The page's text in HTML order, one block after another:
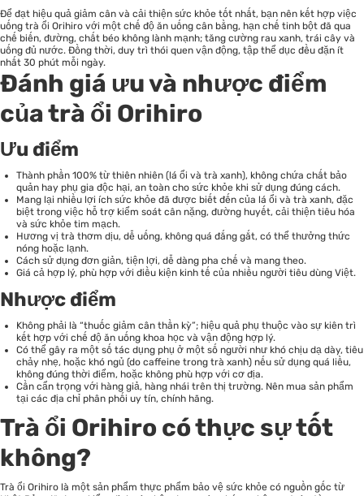
Để đạt hiệu quả giảm cân và cải thiện sức khỏe tốt nhất, bạn nên kết hợp việc
uống trà ổi Orihiro với một chế độ ăn uống cân bằng, hạn chế tinh bột đã qua
chế biến, đường, chất béo không lành mạnh; tăng cường rau xanh, trái cây và
uống đủ nước. Đồng thời, duy trì thói quen vận động, tập thể dục đều đặn ít
nhất 30 phút mỗi ngày.
Đánh giá ưu và nhược điểm
của trà ổi Orihiro
Ưu điểm
Thành phần 100% từ thiên nhiên (lá ổi và trà xanh), không chứa chất bảo
quản hay phụ gia độc hại, an toàn cho sức khỏe khi sử dụng đúng cách.
Mang lại nhiều lợi ích sức khỏe đã được biết đến của lá ổi và trà xanh, đặc
biệt trong việc hỗ trợ kiểm soát cân nặng, đường huyết, cải thiện tiêu hóa
và sức khỏe tim mạch.
Hương vị trà thơm dịu, dễ uống, không quá đắng gắt, có thể thưởng thức
nóng hoặc lạnh.
Cách sử dụng đơn giản, tiện lợi, dễ dàng pha chế và mang theo.
Giá cả hợp lý, phù hợp với điều kiện kinh tế của nhiều người tiêu dùng Việt.
Nhược điểm
Không phải là “thuốc giảm cân thần kỳ”; hiệu quả phụ thuộc vào sự kiên trì
kết hợp với chế độ ăn uống khoa học và vận động hợp lý.
Có thể gây ra một số tác dụng phụ ở một số người như khó chịu dạ dày, tiêu
chảy nhẹ, hoặc khó ngủ (do caffeine trong trà xanh) nếu sử dụng quá liều,
không đúng thời điểm, hoặc không phù hợp với cơ địa.
Cần cẩn trọng với hàng giả, hàng nhái trên thị trường. Nên mua sản phẩm
tại các địa chỉ phân phối uy tín, chính hãng.
Trà ổi Orihiro có thực sự tốt
không?
Trà ổi Orihiro là một sản phẩm thực phẩm bảo vệ sức khỏe có nguồn gốc từ